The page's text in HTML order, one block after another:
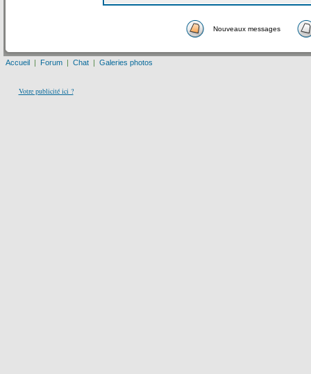
Nouveaux messages
Accueil | Forum | Chat | Galeries photos
Votre publicité ici ?